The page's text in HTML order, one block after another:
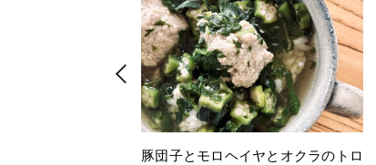
豚団子とモロヘイヤとオクラのトロ